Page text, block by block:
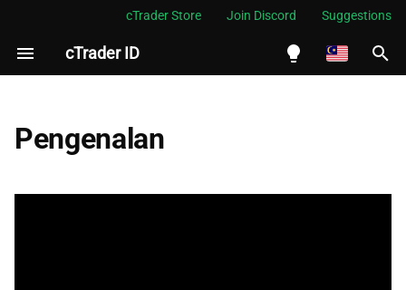
cTrader Store Join Discord Suggestions
cTrader ID
العربية
S
a
Pengenalan